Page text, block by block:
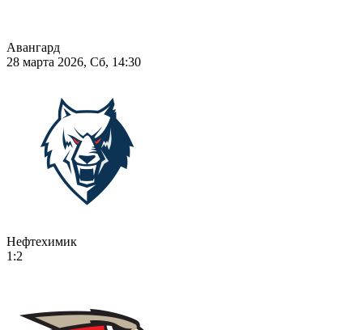
Авангард
28 марта 2026, Сб, 14:30
Нефтехимик
1:2